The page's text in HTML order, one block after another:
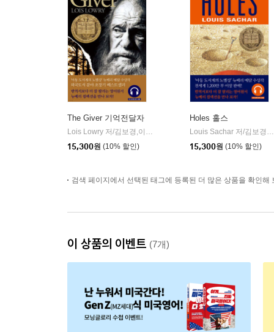
The Giver 기억전달자
Lois Lowry 저/김보경,이수영,Megan Manley 감수 | 롱테일북스
15,300원 (10% 할인)
Holes 홀스
Louis Sachar 저/김보경,이제원,Megan Manley 감수
15,300원 (10% 할인)
검색 페이지에서 선택된 태그에 등록된 더 많은 상품을 확인해
이 상품의 이벤트 (7개)